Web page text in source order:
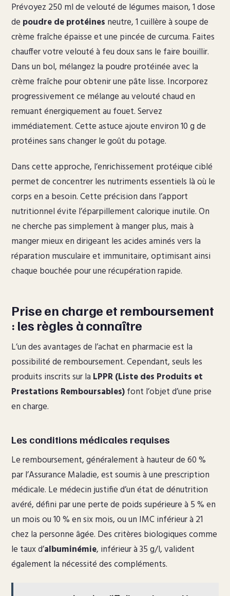
Prévoyez 250 ml de velouté de légumes maison, 1 dose
de poudre de protéines neutre, 1 cuillère à soupe de
crème fraîche épaisse et une pincée de curcuma. Faites
chauffer votre velouté à feu doux sans le faire bouillir.
Dans un bol, mélangez la poudre protéinée avec la
crème fraîche pour obtenir une pâte lisse. Incorporez
progressivement ce mélange au velouté chaud en
remuant énergiquement au fouet. Servez
immédiatement. Cette astuce ajoute environ 10 g de
protéines sans changer le goût du potage.
Dans cette approche, l’enrichissement protéique ciblé
permet de concentrer les nutriments essentiels là où le
corps en a besoin. Cette précision dans l’apport
nutritionnel évite l’éparpillement calorique inutile. On
ne cherche pas simplement à manger plus, mais à
manger mieux en dirigeant les acides aminés vers la
réparation musculaire et immunitaire, optimisant ainsi
chaque bouchée pour une récupération rapide.
Prise en charge et remboursement
: les règles à connaître
L’un des avantages de l’achat en pharmacie est la
possibilité de remboursement. Cependant, seuls les
produits inscrits sur la LPPR (Liste des Produits et
Prestations Remboursables)font l’objet d’une prise
en charge.
Les conditions médicales requises
Le remboursement, généralement à hauteur de 60 %
par l’Assurance Maladie, est soumis à une prescription
médicale. Le médecin justifie d’un état de dénutrition
avéré, défini par une perte de poids supérieure à 5 % en
un mois ou 10 % en six mois, ou un IMC inférieur à 21
chez la personne âgée. Des critères biologiques comme
le taux d’albuminémie, inférieur à 35 g/l, valident
également la nécessité des compléments.